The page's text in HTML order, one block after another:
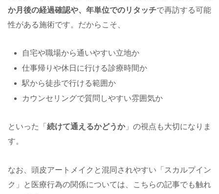
か月後の経過確認や、年単位でのリタッチで再訪する可能
性がある施術です。だからこそ、
自宅や職場から通いやすい立地か
仕事帰りや休日に行ける診療時間か
駅から徒歩で行ける範囲か
カウンセリングで質問しやすい雰囲気か
といった「 続けて通えるかどうか」の視点も大切になりま
す。
なお、頭皮アートメイクと混同されやすい「スカルプイン
ク」と医療行為の関係については、こちらの記事でも触れ